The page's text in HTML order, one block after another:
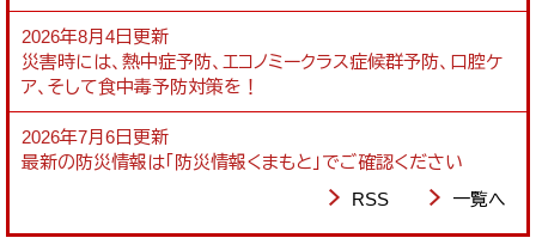
2026年8月4日更新
災害時には、熱中症予防、エコノミークラス症候群予防、口腔ケ
ア、そして食中毒予防対策を！
2026年7月6日更新
最新の防災情報は「防災情報くまもと」でご確認ください
RSS
一覧へ